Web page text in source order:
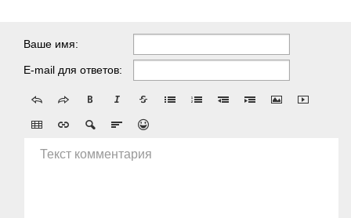
Ваше имя:
E-mail для ответов:
Текст комментария